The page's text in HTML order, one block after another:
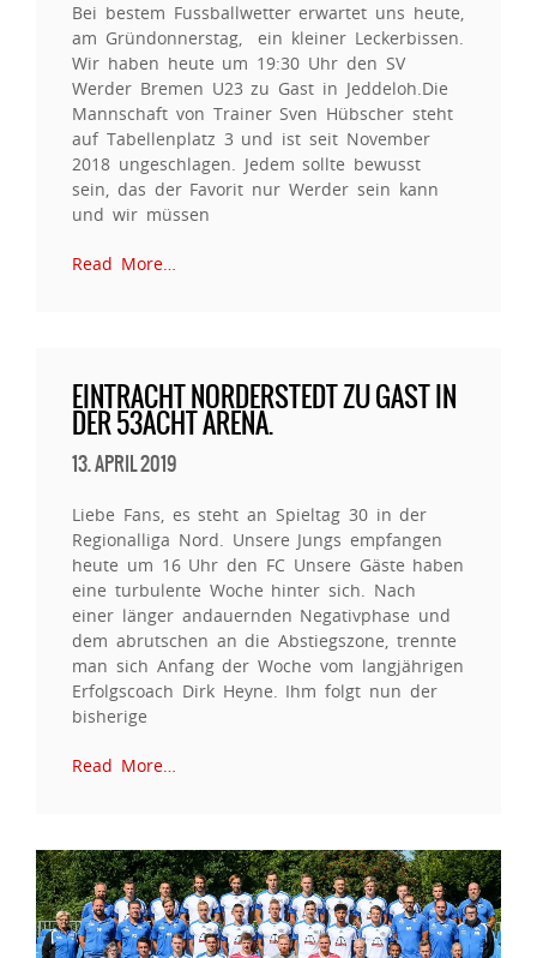
Bei bestem Fussballwetter erwartet uns heute,
am Gründonnerstag, ein kleiner Leckerbissen.
Wir haben heute um 19:30 Uhr den SV
Werder Bremen U23 zu Gast in Jeddeloh.Die
Mannschaft von Trainer Sven Hübscher steht
auf Tabellenplatz 3 und ist seit November
2018 ungeschlagen. Jedem sollte bewusst
sein, das der Favorit nur Werder sein kann
und wir müssen
Read More…
EINTRACHT NORDERSTEDT ZU GAST IN
DER 53ACHT ARENA.
13. APRIL 2019
Liebe Fans, es steht an Spieltag 30 in der
Regionalliga Nord. Unsere Jungs empfangen
heute um 16 Uhr den FC Unsere Gäste haben
eine turbulente Woche hinter sich. Nach
einer länger andauernden Negativphase und
dem abrutschen an die Abstiegszone, trennte
man sich Anfang der Woche vom langjährigen
Erfolgscoach Dirk Heyne. Ihm folgt nun der
bisherige
Read More…